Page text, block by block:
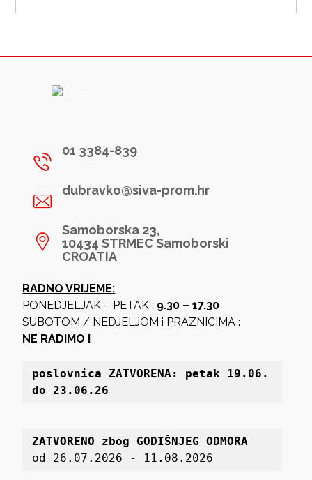
01 3384-839
dubravko@siva-prom.hr
Samoborska 23,
10434 STRMEC Samoborski
CROATIA
RADNO VRIJEME:
PONEDJELJAK – PETAK : 9.30 – 17.30
SUBOTOM / NEDJELJOM i PRAZNICIMA :
NE RADIMO !
poslovnica ZATVORENA: petak 19 .06.
do 23.06.26
ZATVORENO zbog GODIŠNJEG ODMORA
od 26.07.2026 - 11.08.2026